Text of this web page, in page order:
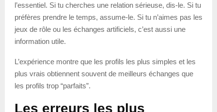
l’essentiel. Si tu cherches une relation sérieuse, dis-le. Si tu
préfères prendre le temps, assume-le. Si tu n’aimes pas les
jeux de rôle ou les échanges artificiels, c’est aussi une
information utile.
L’expérience montre que les profils les plus simples et les
plus vrais obtiennent souvent de meilleurs échanges que
les profils trop “parfaits”.
Les erreurs les plus